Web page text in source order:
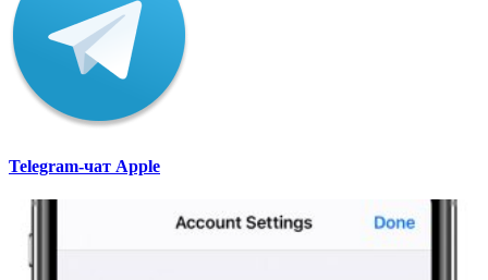
Telegram-чат Apple